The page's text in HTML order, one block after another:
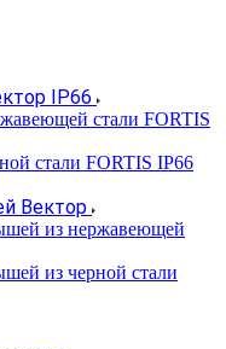
IP66
стали FORTIS
стали FORTIS IP66
Вектор
из нержавеющей
из черной стали